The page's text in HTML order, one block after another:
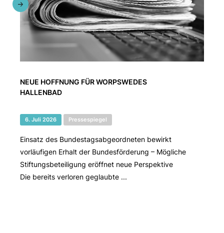
NEUE HOFFNUNG FÜR WORPSWEDES
HALLENBAD
6. Juli 2026 Pressespiegel
Einsatz des Bundestagsabgeordneten bewirkt
vorläufigen Erhalt der Bundesförderung – Mögliche
Stiftungsbeteiligung eröffnet neue Perspektive
Die bereits verloren geglaubte ...